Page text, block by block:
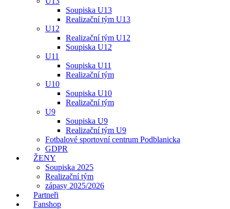
Soupiska U13
Realizační tým U13
U12
Realizační tým U12
Soupiska U12
U11
Soupiska U11
Realizační tým
U10
Soupiska U10
Realizační tým
U9
Soupiska U9
Realizační tým U9
Fotbalové sportovní centrum Podblanicka
GDPR
ŽENY
Soupiska 2025
Realizační tým
zápasy 2025/2026
Partneři
Fanshop